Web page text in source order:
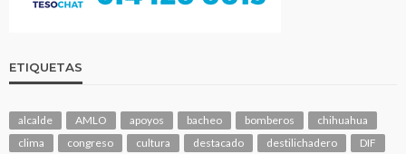
ETIQUETAS
alcalde AMLO apoyos bacheo bomberos
chihuahua
clima
congreso cultura destacado destilichadero
DIF